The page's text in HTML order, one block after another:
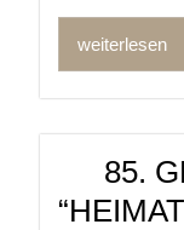
weiterlesen
85.